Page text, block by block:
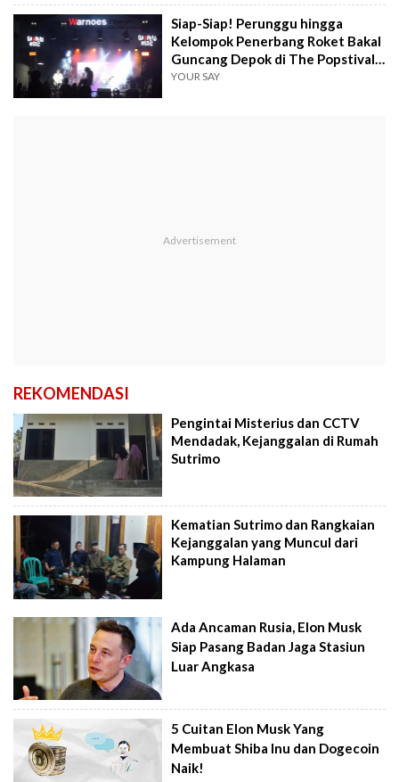
Siap-Siap! Perunggu hingga
Kelompok Penerbang Roket Bakal
Guncang Depok di The Popstival
Vol. 2
YOUR SAY
REKOMENDASI
Pengintai Misterius dan CCTV
Mendadak, Kejanggalan di Rumah
Sutrimo
Kematian Sutrimo dan Rangkaian
Kejanggalan yang Muncul dari
Kampung Halaman
Ada Ancaman Rusia, Elon Musk
Siap Pasang Badan Jaga Stasiun
Luar Angkasa
5 Cuitan Elon Musk Yang
Membuat Shiba Inu dan Dogecoin
Naik!